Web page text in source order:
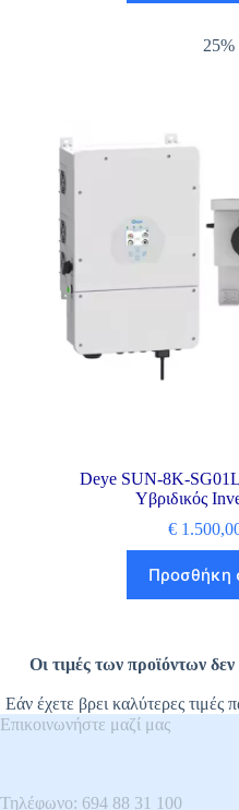
25%
Deye SUN-8K-
Υβριδικός
€
Προσθήκη
Οι τιμές των προϊόντων
Εάν έχετε βρει καλύτερες
Επικοινωνήστε μαζί μας
Τηλέφωνο: 694 88 31 100